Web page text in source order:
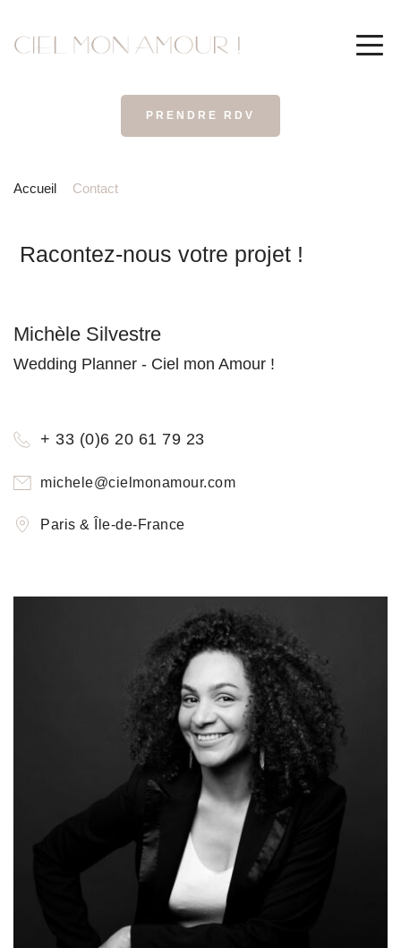
PRENDRE RDV
Accueil Contact
Racontez-nous votre projet !
Michèle Silvestre
Wedding Planner - Ciel mon Amour !
+ 33 (0)6 20 61 79 23
michele@cielmonamour.com
Paris & Île-de-France